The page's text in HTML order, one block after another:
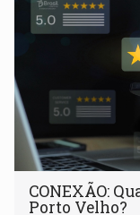
CONEXÃO:
Porto Velho?